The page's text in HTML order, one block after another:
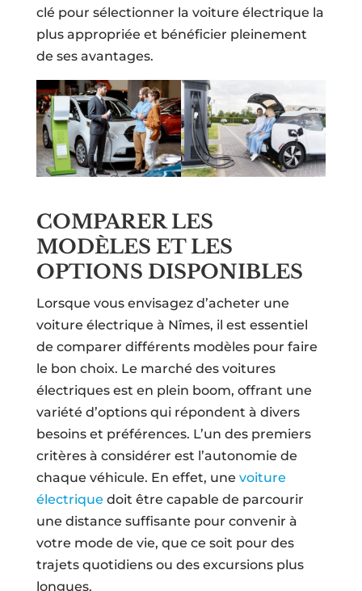
clé pour sélectionner la voiture électrique la
plus appropriée et bénéficier pleinement
de ses avantages.
COMPARER LES
MODÈLES ET LES
OPTIONS DISPONIBLES
Lorsque vous envisagez d’acheter une
voiture électrique à Nîmes, il est essentiel
de comparer différents modèles pour faire
le bon choix. Le marché des voitures
électriques est en plein boom, offrant une
variété d’options qui répondent à divers
besoins et préférences. L’un des premiers
critères à considérer est l’autonomie de
chaque véhicule. En effet, une voiture
électrique doit être capable de parcourir
une distance suffisante pour convenir à
votre mode de vie, que ce soit pour des
trajets quotidiens ou des excursions plus
longues.